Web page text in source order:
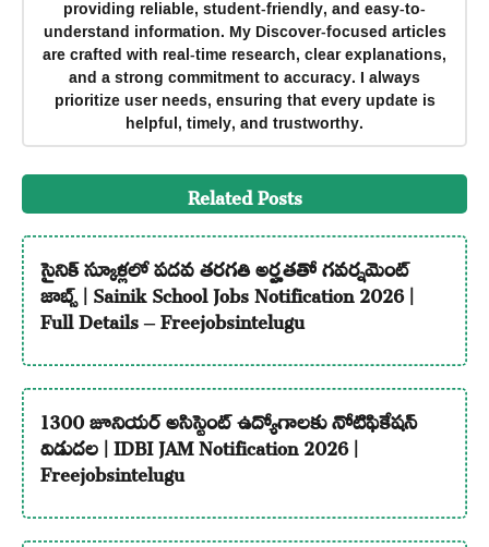
providing reliable, student-friendly, and easy-to-
understand information. My Discover-focused articles
are crafted with real-time research, clear explanations,
and a strong commitment to accuracy. I always
prioritize user needs, ensuring that every update is
helpful, timely, and trustworthy.
Related Posts
సైనిక్ స్కూళ్లలో పదవ తరగతి అర్హతతో గవర్నమెంట్
జాబ్స్ | Sainik School Jobs Notification 2026 |
Full Details – Freejobsintelugu
1300 జూనియర్ అసిస్టెంట్ ఉద్యోగాలకు నోటిఫికేషన్
విడుదల | IDBI JAM Notification 2026 |
Freejobsintelugu